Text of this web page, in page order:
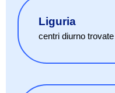
Liguria
centri diurnotrovate